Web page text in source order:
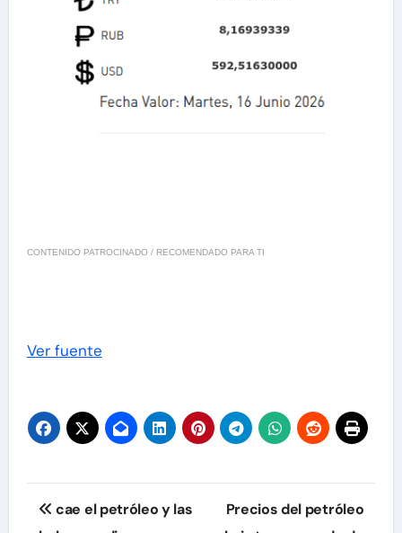
CONTENIDO PATROCINADO / RECOMENDADO PARA TI
Ver fuente
Navegación
cae el petróleo y las
Precios del petróleo